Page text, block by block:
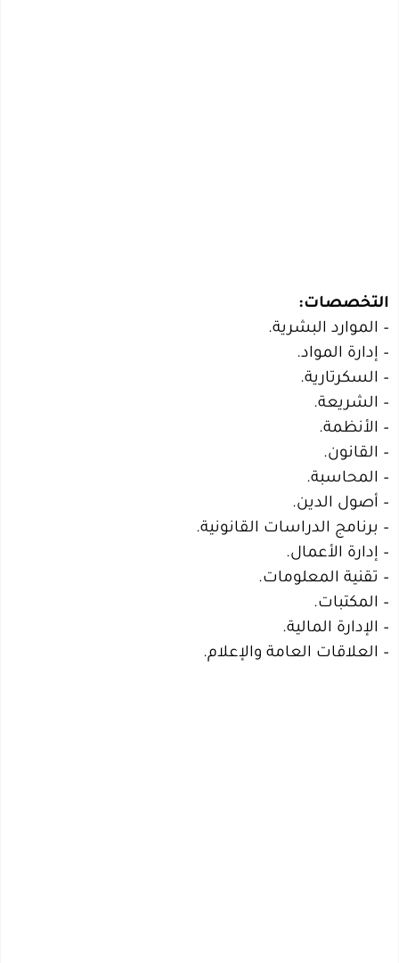
التخصصات:
– الموارد البشرية.
– إدارة المواد.
– السكرتارية.
– الشريعة.
– الأنظمة.
– القانون.
– المحاسبة.
– أصول الدين.
– برنامج الدراسات القانونية.
– إدارة الأعمال.
– تقنية المعلومات.
– المكتبات.
– الإدارة المالية.
– العلاقات العامة والإعلام.